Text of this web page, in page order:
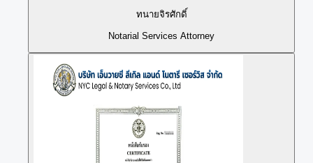
ทนายจิรศักดิ์
Notarial Services Attorney